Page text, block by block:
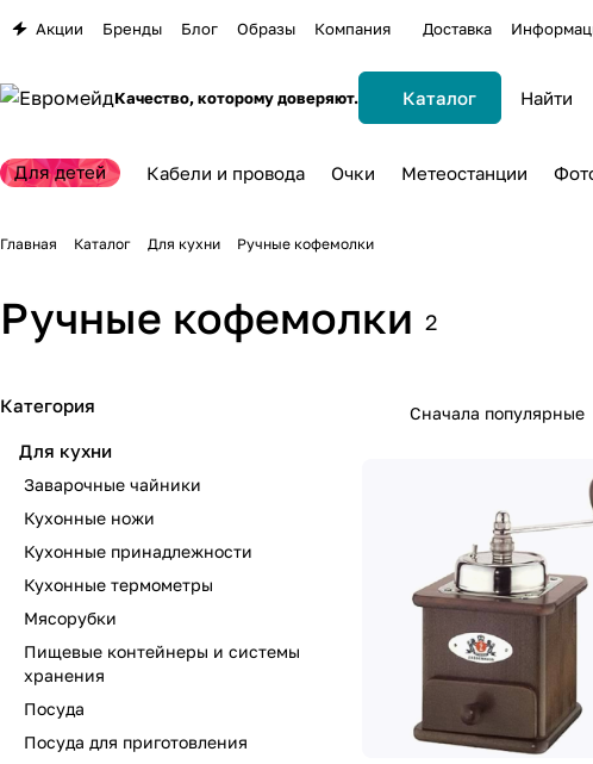
Акции Бренды Блог Образы Компания Доставка
Качество, которому доверяют. Каталог
Для детей Кабели и провода Очки Метеостанции
Главная Каталог Для кухни Ручные кофемолки
Ручные кофемолки 2
Сначала популярные
Категория
Для кухни
Заварочные чайники
Кухонные ножи
Кухонные принадлежности
Кухонные термометры
Мясорубки
Пищевые контейнеры и системы
хранения
Посуда
Посуда для приготовления